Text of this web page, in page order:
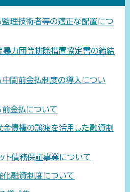
理技術者等の適正な配置につ
暴力団等排除措置協定書の締結
間前金払制度の導入につい
金払について
債権の譲渡を活用した融資制
ト債務保証事業について
融資制度について